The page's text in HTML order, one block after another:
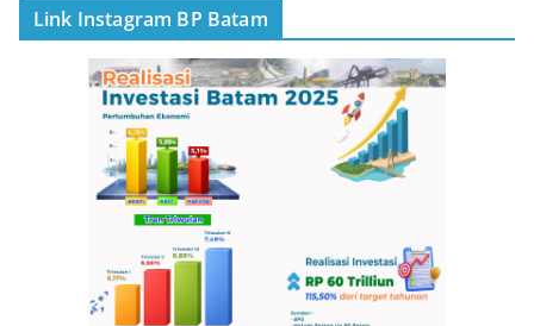
Link Instagram BP Batam